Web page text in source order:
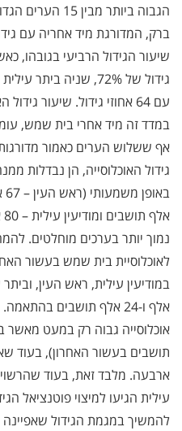
הגבוה ביותר
שיעור הגידול הרביעי בגובהו,
עם 64 אחוזי גידול. שיעור
אף ששלוש הערים כאמור
גידול האוכלוסייה, הן נבדלות
נמוך יותר בערכים מוחלטים.
אלף ו-24 אלף תושבים
תושבים בעשור האחרון), בעוד
ארבעה. מלבד זאת, בעוד
עילית הגיעו למיצוי פוטנציאל
להמשיך במגמת הגידול שאפיינה